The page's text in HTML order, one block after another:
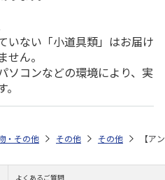
いない「小道具類」はお届け
ん。
ソコンなどの環境により、実
・その他 その他 その他 【
よくあるご質問